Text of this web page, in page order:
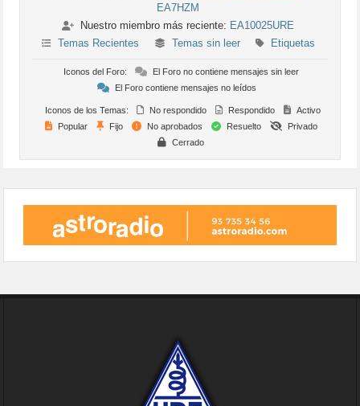
EA7HZM
Nuestro miembro más reciente: EA10025URE
Temas Recientes
Temas sin leer Etiquetas
Iconos del Foro:
El Foro no contiene mensajes sin leer
El Foro contiene mensajes no leídos
Iconos de los Temas: No respondido Respondido
Activo
Popular
Fijo No aprobados Resuelto
Privado
Cerrado